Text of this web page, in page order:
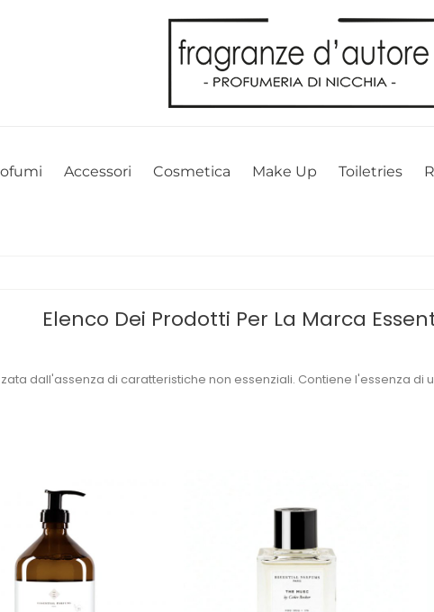
possibile sul nostro sito web. Cliccando su OK, acconsenti alla nostra
Accessori Cosmetica Make Up Toiletries
Elenco Dei Prodotti Per La Marca
dall'assenza di caratteristiche non essenziali. Contiene l'essenza di